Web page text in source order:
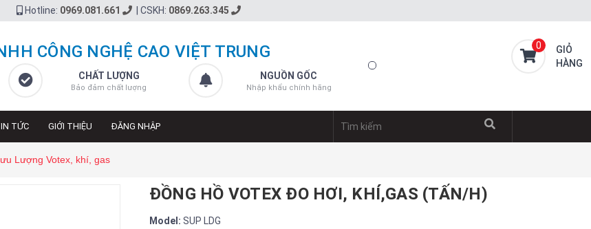
Hotline: 0969.081.661 CSKH: 0869.263.345
CÔNG NGHỆ CAO VIỆT TRUNG
CHẤT LƯỢNG
Bảo đảm chất lượng
NGUỒN GỐC
Nhập khẩu chính hãng
0
GIỎ
HÀNG
TỨC GIỚI THIỆU ĐĂNG NHẬP
Lượng Votex, khí, gas
ĐỒNG HỒ VOTEX ĐO HƠI, KHÍ,GAS (TẤN/H)
Model: SUP LDG